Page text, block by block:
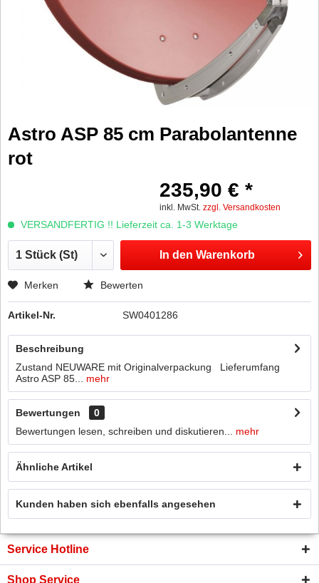
Astro ASP 85 cm Parabolantenne
rot
235,90 € *
inkl. MwSt. zzgl. Versandkosten
VERSANDFERTIG !! Lieferzeit ca. 1-3 Werktage
In den Warenkorb
Merken Bewerten
Artikel-Nr. SW0401286
Beschreibung
Zustand NEUWARE mit Originalverpackung Lieferumfang
Astro ASP 85...
mehr
Bewertungen
0
Bewertungen lesen, schreiben und diskutieren...
mehr
Ähnliche Artikel
Kunden haben sich ebenfalls angesehen
Service Hotline
Shop Service